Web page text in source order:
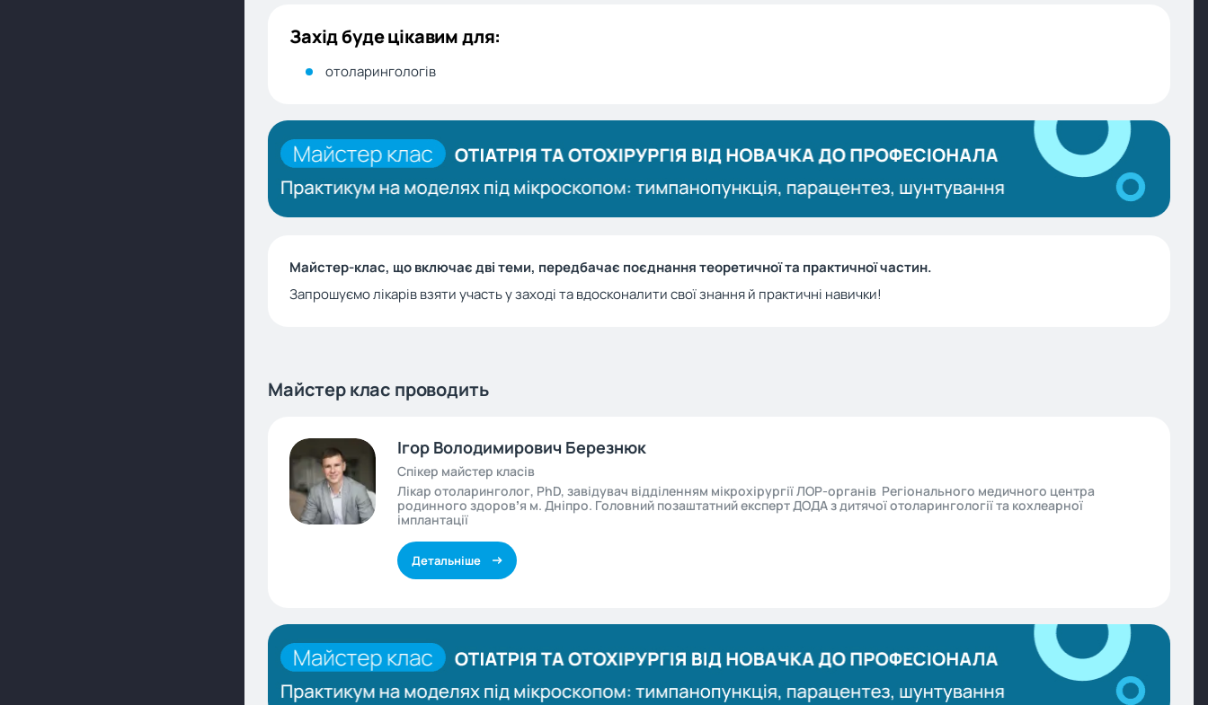
Захід буде цікавим для:
отоларингологів
Майстер-клас, що включає дві теми, передбачає поєднання теоретичної та практичної частин.
Запрошуємо лікарів взяти участь у заході та вдосконалити свої знання й практичні навички!
Майстер клас проводить
Ігор Володимирович Березнюк
Спікер майстер класів
Лікар отоларинголог, PhD, завідувач відділенням мікрохірургії ЛОР-органів Регіонального медичного центра
родинного здоровʼя м. Дніпро. Головний позаштатний експерт ДОДА з дитячої отоларингології та кохлеарної
імплантації
Детальніше